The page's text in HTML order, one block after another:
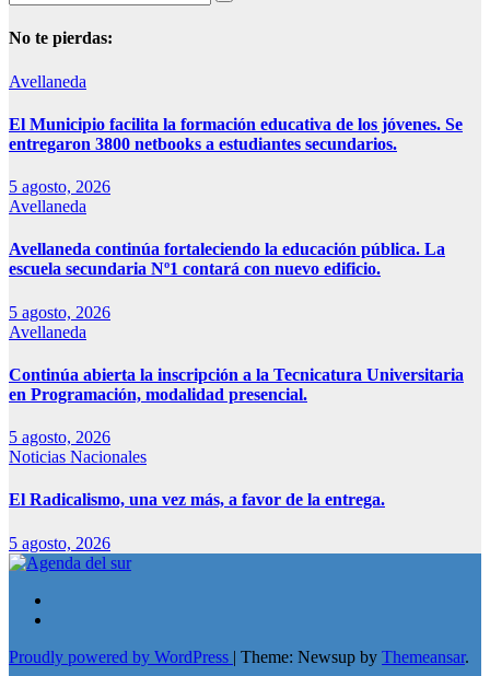
No te pierdas:
Avellaneda
El Municipio facilita la formación educativa de los jóvenes. Se
entregaron 3800 netbooks a estudiantes secundarios.
5 agosto, 2026
Avellaneda
Avellaneda continúa fortaleciendo la educación pública. La
escuela secundaria Nº1 contará con nuevo edificio.
5 agosto, 2026
Avellaneda
Continúa abierta la inscripción a la Tecnicatura Universitaria
en Programación, modalidad presencial.
5 agosto, 2026
Noticias Nacionales
El Radicalismo, una vez más, a favor de la entrega.
5 agosto, 2026
Proudly powered by WordPress | Theme: Newsup by Themeansar.